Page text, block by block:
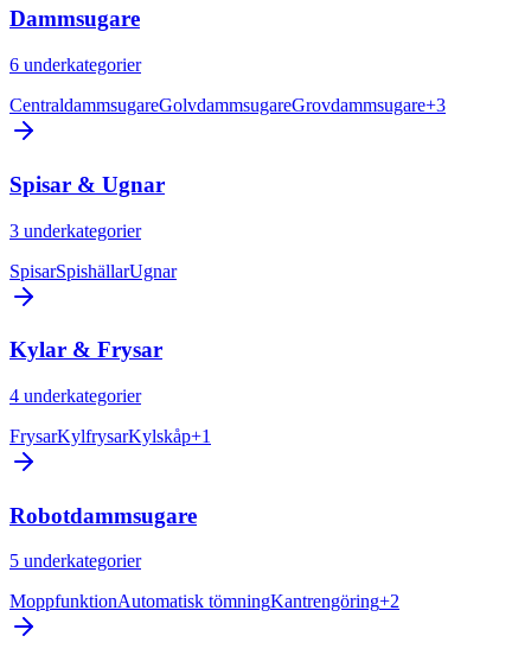
Dammsugare
6 underkategorier
CentraldammsugareGolvdammsugareGrovdammsugare+3
Spisar & Ugnar
3 underkategorier
SpisarSpishällarUgnar
Kylar & Frysar
4 underkategorier
FrysarKylfrysarKylskåp+1
Robotdammsugare
5 underkategorier
MoppfunktionAutomatisk tömningKantrengöring+2